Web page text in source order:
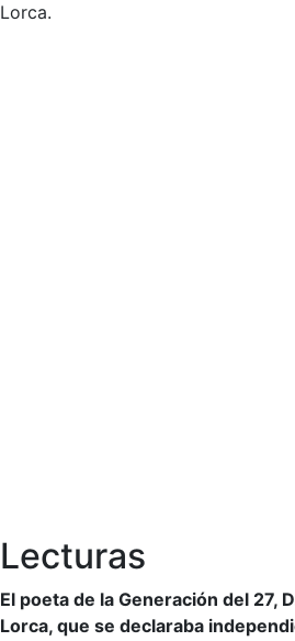
Lorca.
Lecturas
El poeta de la Generación del 27,
Lorca, que se declaraba